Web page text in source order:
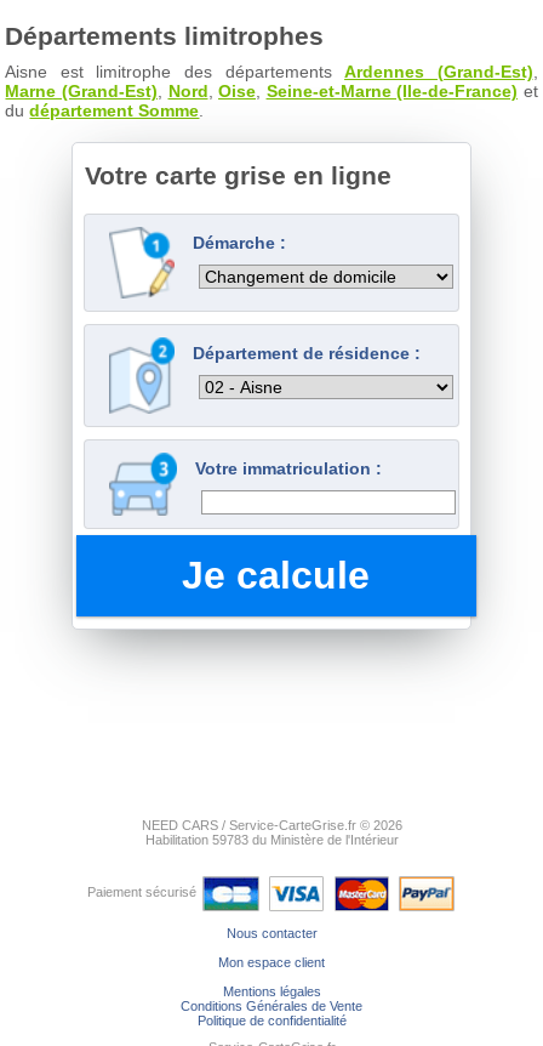
Départements limitrophes
Aisne est limitrophe des départementsArdennes (Grand-Est),
Marne (Grand-Est), Nord,Oise, Seine-et-Marne (Ile-de-France) et
dudépartement Somme.
Votre carte grise en ligne
Démarche :
Département de résidence :
Votre immatriculation :
NEED CARS / Service-CarteGrise.fr © 2026
Habilitation 59783 du Ministère de l'Intérieur
Paiement sécurisé
Nous contacter
Mon espace client
Mentions légales
Conditions Générales de Vente
Politique de confidentialité